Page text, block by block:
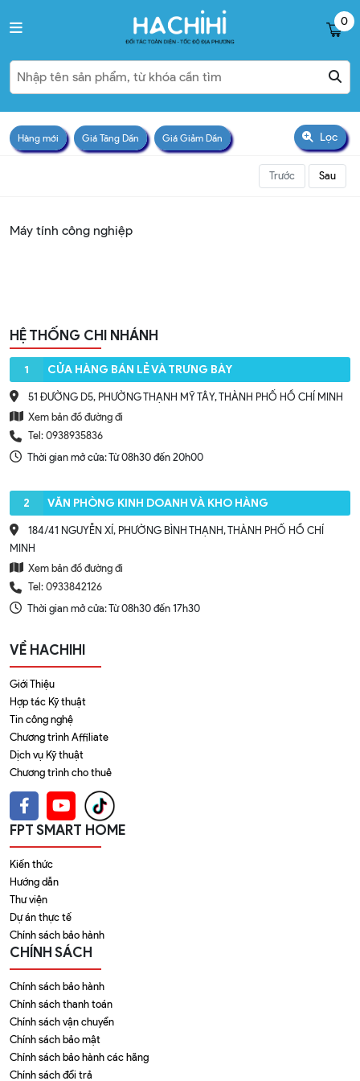
0
Hàng mới Giá Tăng Dần Giá Giảm Dần Lọc
Trước Sau
Máy tính công nghiệp
HỆ THỐNG CHI NHÁNH
1 CỬA HÀNG BÁN LẺ VÀ TRƯNG BÀY
51 ĐƯỜNG D5, PHƯỜNG THẠNH MỸ TÂY, THÀNH PHỐ HỒ CHÍ MINH
Xem bản đồ đường đi
Tel: 0938935836
Thời gian mở cửa: Từ 08h30 đến 20h00
2 VĂN PHÒNG KINH DOANH VÀ KHO HÀNG
184/41 NGUYỄN XÍ, PHƯỜNG BÌNH THẠNH, THÀNH PHỐ HỒ CHÍ
MINH
Xem bản đồ đường đi
Tel: 0933842126
Thời gian mở cửa: Từ 08h30 đến 17h30
VỀ HACHIHI
Giới Thiệu
Hợp tác Kỹ thuật
Tin công nghệ
Chương trình Affiliate
Dịch vụ Kỹ thuật
Chương trình cho thuê
FPT SMART HOME
Kiến thức
Hướng dẫn
Thư viện
Dự án thực tế
Chính sách bảo hành
CHÍNH SÁCH
Chính sách bảo hành
Chính sách thanh toán
Chính sách vận chuyển
Chính sách bảo mật
Chính sách bảo hành các hãng
Chính sách đổi trả